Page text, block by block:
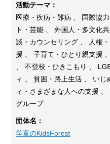
活動テーマ：
医療・疾病・難病 、 国際協
ト・芸能 、 外国人・多文化
談・カウンセリング 、 人権
援 、 子育て・ひとり親支援
、 不登校・ひきこもり 、
ィ 、 貧困・路上生活 、 い
ィ・さまざまな人への支援
グループ
団体名：
学童のKidsForest